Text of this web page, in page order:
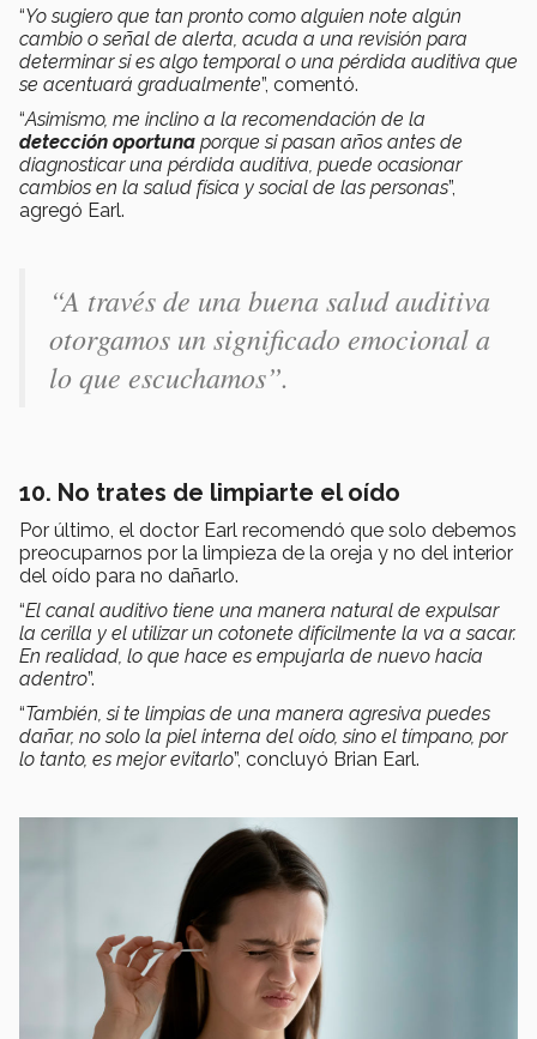
“Yo sugiero que tan pronto como alguien note algún
cambio o señal de alerta, acuda a una revisión para
determinar si es algo temporal o una pérdida auditiva que
se acentuará gradualmente”, comentó.
“Asimismo, me inclino a la recomendación de la
detección oportuna porque si pasan años antes de
diagnosticar una pérdida auditiva, puede ocasionar
cambios en la salud física y social de las personas”,
agregó Earl.
“A través de una buena salud auditiva
otorgamos un significado emocional a
lo que escuchamos”.
10. No trates de limpiarte el oído
Por último, el doctor Earl recomendó que solo debemos
preocuparnos por la limpieza de la oreja y no del interior
del oído para no dañarlo.
“El canal auditivo tiene una manera natural de expulsar
la cerilla y el utilizar un cotonete difícilmente la va a sacar.
En realidad, lo que hace es empujarla de nuevo hacia
adentro”.
“También, si te limpias de una manera agresiva puedes
dañar, no solo la piel interna del oído, sino el tímpano, por
lo tanto, es mejor evitarlo”, concluyó Brian Earl.